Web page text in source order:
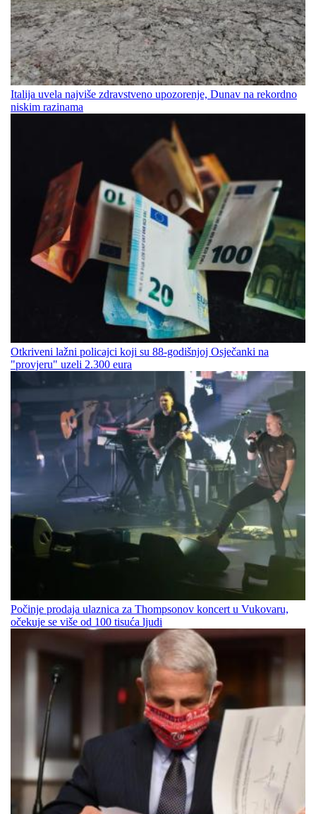
Italija uvela najviše zdravstveno upozorenje, Dunav na rekordno
niskim razinama
Otkriveni lažni policajci koji su 88-godišnjoj Osječanki na
"provjeru" uzeli 2.300 eura
Počinje prodaja ulaznica za Thompsonov koncert u Vukovaru,
očekuje se više od 100 tisuća ljudi